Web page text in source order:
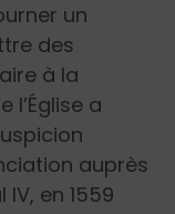
un
des
à la
a
auprès
en 1559